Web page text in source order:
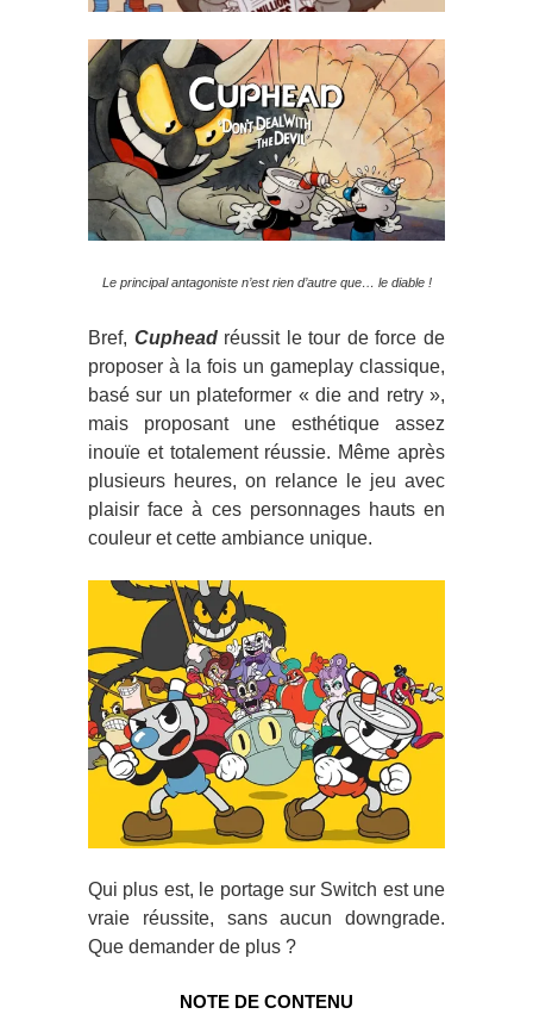
Le principal antagoniste n’est rien d’autre que… le diable !
Bref, Cupheadréussit le tour de force de
proposer à la fois un gameplay classique,
basé sur un plateformer « die and retry »,
mais proposant une esthétique assez
inouïe et totalement réussie. Même après
plusieurs heures, on relance le jeu avec
plaisir face à ces personnages hauts en
couleur et cette ambiance unique.
Qui plus est, le portage sur Switch est une
vraie réussite, sans aucun downgrade.
Que demander de plus ?
NOTE DE CONTENU